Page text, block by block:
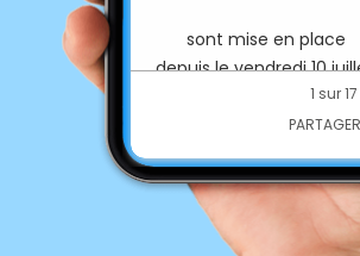
sont mise en place
depuis le vendredi 10
1 sur 17
PARTAGER